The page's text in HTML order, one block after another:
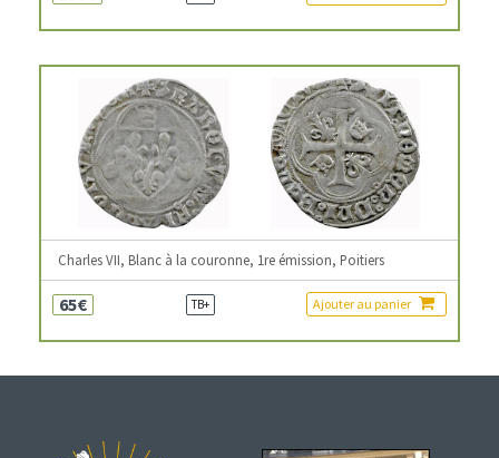
Charles VII, Blanc à la couronne, 1re émission, Poitiers
65€ TB+ Ajouter au panier